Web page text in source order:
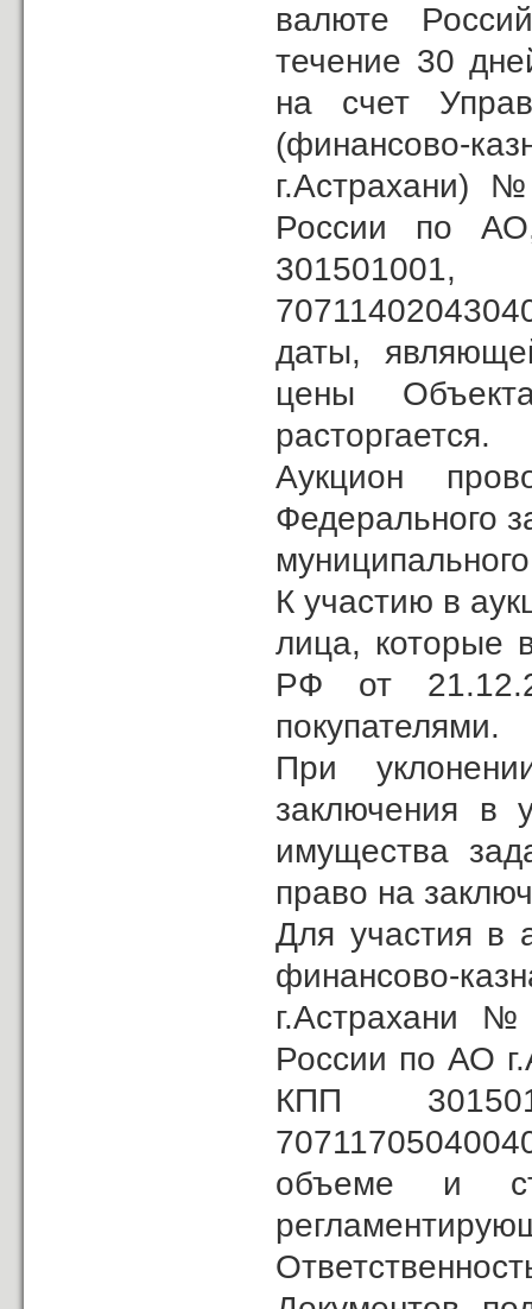
валюте
течение 30
на счет
(финансово-
г.Астрахани)
России по
даты,
цены
расторгается.
Аукцион
Федерального
К участию в
лица, которые
РФ от
покупателями.
При
заключения в
имущества
право на
Для участия в
финансово-
г.Астрахани
России по АО
КПП
объеме и